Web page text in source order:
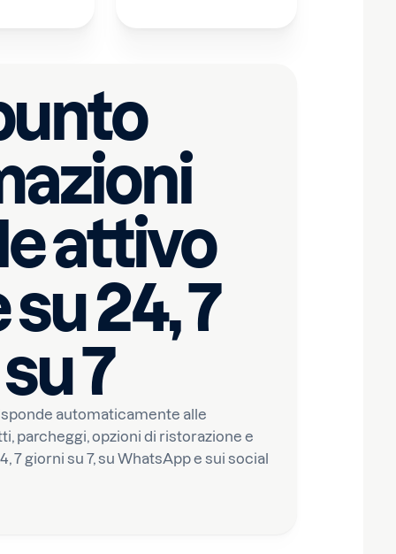
attivo
24, 7
7
automaticamente alle
parcheggi, opzioni di ristorazione e
7 giorni su 7, su WhatsApp e sui social